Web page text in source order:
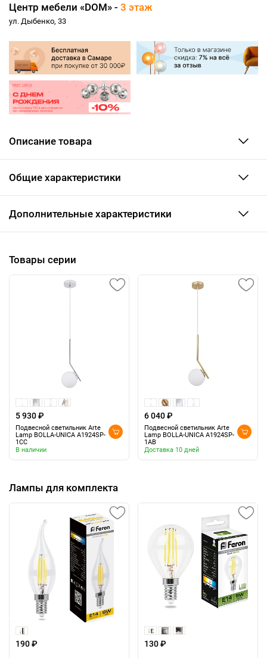
Центр мебели «DOM» - 3 этаж
ул. Дыбенко, 33
Описание товара
Общие характеристики
Дополнительные характеристики
Товары серии
5 930 ₽
Подвесной светильник Arte
Lamp BOLLA-UNICA A1924SP-
1CC
В наличии
6 040 ₽
Подвесной светильник Arte
Lamp BOLLA-UNICA A1924SP-
1AB
Доставка 10 дней
Лампы для комплекта
190 ₽ 130 ₽